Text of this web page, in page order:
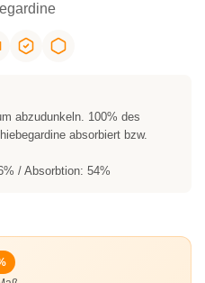
abzudunkeln. 100% des
absorbiert bzw.
/ Absorbtion: 54%